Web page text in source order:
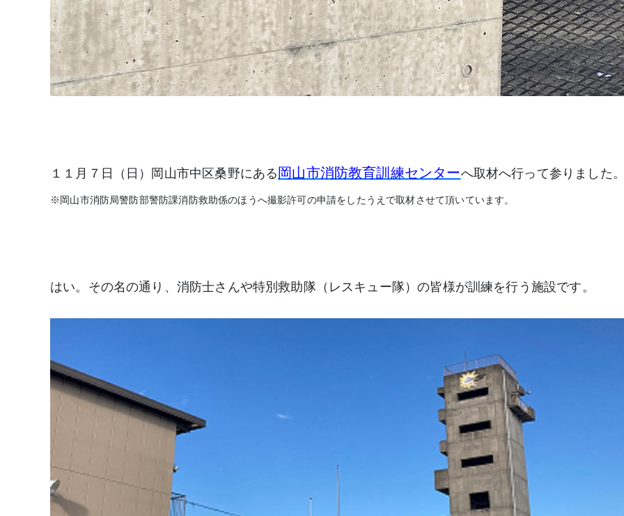
１１月７日（日）岡山市中区桑野にある岡山市消防教育訓練センターへ取材へ行って参りました
※岡山市消防局警防部警防課消防救助係のほうへ撮影許可の申請をしたうえで取材させて頂いています。
はい。その名の通り、消防士さんや特別救助隊（レスキュー隊）の皆様が訓練を行う施設です。